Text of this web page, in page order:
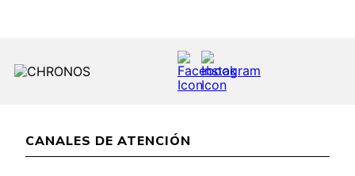
CANALES DE ATENCIÓN